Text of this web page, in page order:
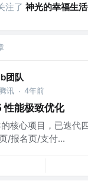
注了 神光的幸福生
团队
讯 · 4年前
性能极致优化
核心项目，已迭代
/报名页/支付...